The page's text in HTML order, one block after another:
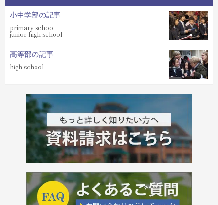
小中学部の記事
primary school
junior high school
高等部の記事
high school